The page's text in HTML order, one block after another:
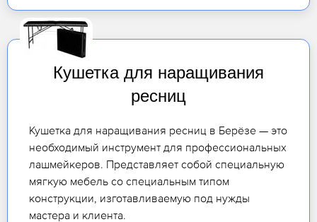
Кушетка для наращивания
ресниц
Кушетка для наращивания ресниц в Берёзе — это
необходимый инструмент для профессиональных
лашмейкеров. Представляет собой специальную
мягкую мебель со специальным типом
конструкции, изготавливаемую под нужды
мастера и клиента.